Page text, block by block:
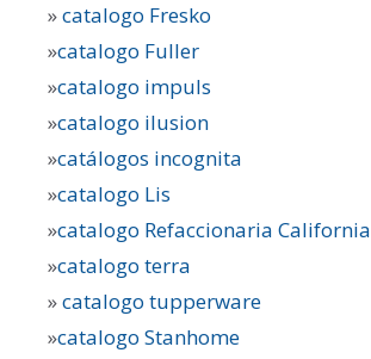
»catalogo Fresko
»catalogo Fuller
»catalogo impuls
»catalogo ilusion
»catálogos incognita
»catalogo Lis
»catalogo Refaccionaria California
»catalogo terra
»catalogo tupperware
»catalogo Stanhome